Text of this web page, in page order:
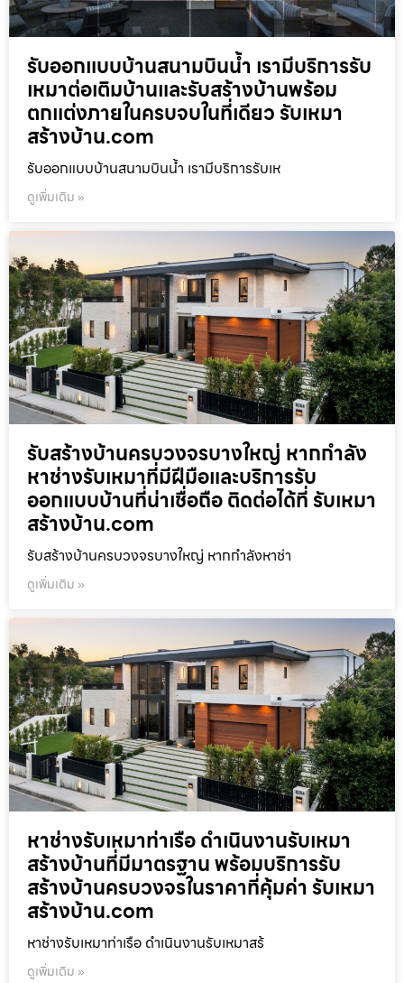
รับออกแบบบ้านสนามบินน้ำ เรามีบริการรับ
เหมาต่อเติมบ้านและรับสร้างบ้านพร้อม
ตกแต่งภายในครบจบในที่เดียว รับเหมา
สร้างบ้าน.com
รับออกแบบบ้านสนามบินน้ำ เรามีบริการรับเห
ดูเพิ่มเติม »
รับสร้างบ้านครบวงจรบางใหญ่ หากกำลัง
หาช่างรับเหมาที่มีฝีมือและบริการรับ
ออกแบบบ้านที่น่าเชื่อถือ ติดต่อได้ที่ รับเหมา
สร้างบ้าน.com
รับสร้างบ้านครบวงจรบางใหญ่ หากกำลังหาช่า
ดูเพิ่มเติม »
หาช่างรับเหมาท่าเรือ ดำเนินงานรับเหมา
สร้างบ้านที่มีมาตรฐาน พร้อมบริการรับ
สร้างบ้านครบวงจรในราคาที่คุ้มค่า รับเหมา
สร้างบ้าน.com
หาช่างรับเหมาท่าเรือ ดำเนินงานรับเหมาสร้
ดูเพิ่มเติม »